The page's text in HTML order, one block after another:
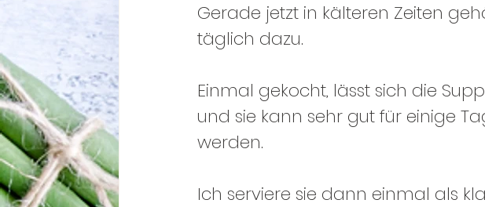
Gerade jetzt in kälteren Zeiten
täglich dazu.
Einmal gekocht, lässt sich die
und sie kann sehr gut für einige
werden.
Ich serviere sie dann einmal als